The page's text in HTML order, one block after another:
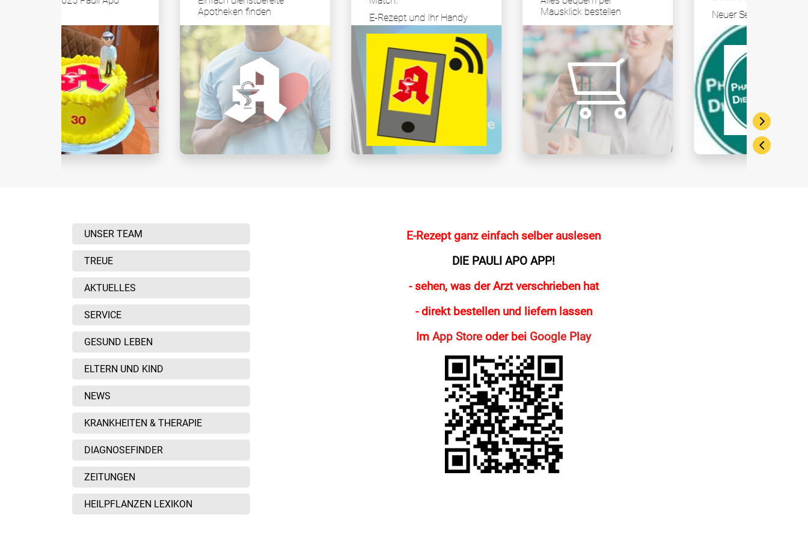
E-Rezept und Ihr Handy
Mausklick bestellen
Neuer Service pDL
UNSER TEAM
TREUE
AKTUELLES
SERVICE
GESUND LEBEN
ELTERN UND KIND
NEWS
KRANKHEITEN & THERAPIE
DIAGNOSEFINDER
ZEITUNGEN
HEILPFLANZEN LEXIKON
E-Rezept ganz einfach selber auslesen
DIE PAULI APO APP!
- sehen, was der Arzt verschrieben hat
- direkt bestellen und liefern lassen
ImApp Storeoder bei Google Play